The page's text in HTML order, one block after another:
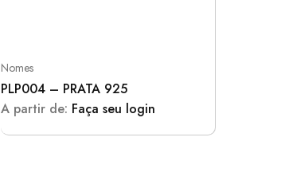
Nomes
PLP004 – PRATA 925
A partir de: Faça seu login